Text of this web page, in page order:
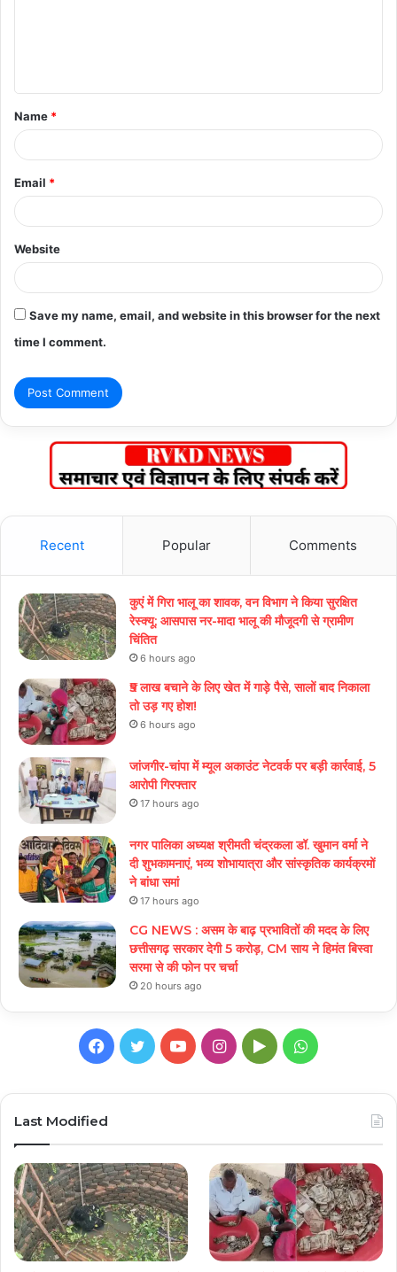
t
*
Name *
Email *
Website
Save my name, email, and website in this browser for the next
time I comment.
Recent Popular Comments
कुएं में गिरा भालू का शावक, वन विभाग ने किया सुरक्षित
रेस्क्यू; आसपास नर-मादा भालू की मौजूदगी से ग्रामीण
चिंतित
6 hours ago
₹5 लाख बचाने के लिए खेत में गाड़े पैसे, सालों बाद निकाला
तो उड़ गए होश!
6 hours ago
जांजगीर-चांपा में म्यूल अकाउंट नेटवर्क पर बड़ी कार्रवाई, 5
आरोपी गिरफ्तार
17 hours ago
नगर पालिका अध्यक्ष श्रीमती चंद्रकला डॉ. खुमान वर्मा ने
दी शुभकामनाएं, भव्य शोभायात्रा और सांस्कृतिक कार्यक्रमों
ने बांधा समां
17 hours ago
CG NEWS : असम के बाढ़ प्रभावितों की मदद के लिए
छत्तीसगढ़ सरकार देगी 5 करोड़, CM साय ने हिमंत बिस्वा
सरमा से की फोन पर चर्चा
20 hours ago
Facebook
TwitterYouTubeInstagram
GoogleWhatsApp
Last Modified